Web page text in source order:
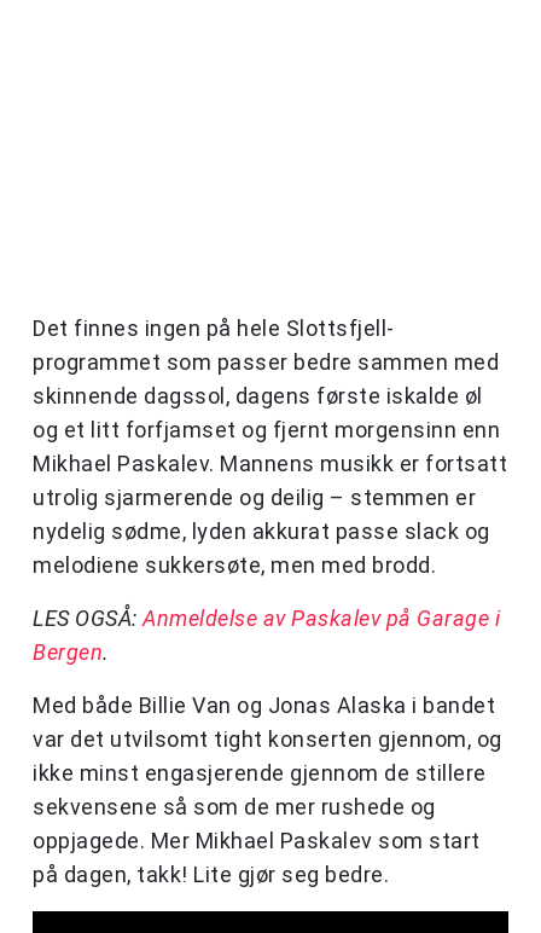
Det finnes ingen på hele Slottsfjell-
programmet som passer bedre sammen med
skinnende dagssol, dagens første iskalde øl
og et litt forfjamset og fjernt morgensinn enn
Mikhael Paskalev. Mannens musikk er fortsatt
utrolig sjarmerende og deilig – stemmen er
nydelig sødme, lyden akkurat passe slack og
melodiene sukkersøte, men med brodd.
LES OGSÅ: Anmeldelse av Paskalev på Garage i
Bergen.
Med både Billie Van og Jonas Alaska i bandet
var det utvilsomt tight konserten gjennom, og
ikke minst engasjerende gjennom de stillere
sekvensene så som de mer rushede og
oppjagede. Mer Mikhael Paskalev som start
på dagen, takk! Lite gjør seg bedre.